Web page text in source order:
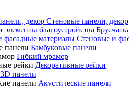
Стеновые панели, декор
Стеновые и
Бамбуковые панели
Гибкий мрамор
Декоративные рейки
3D панели
Акустические панели